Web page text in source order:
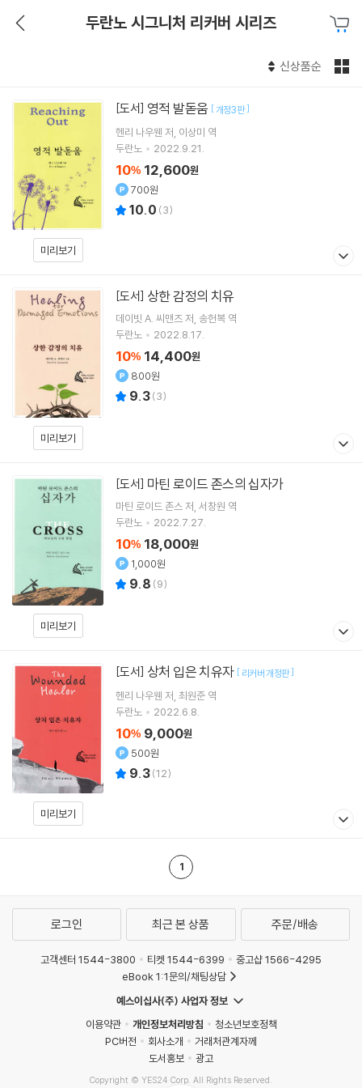
두란노 시그니처 리커버 시리즈
신상품순
미리보기
[도서] 영적 발돋움 [개정3판]
헨리 나우웬 저 이상미 역
두란노
2022.9.21.
10% 12,600원
700원
10.0 (3)
미리보기
[도서] 상한 감정의 치유
데이빗 A. 씨맨즈저 송헌복 역
두란노
2022.8.17.
10% 14,400원
800원
9.3(3)
미리보기
[도서] 마틴 로이드 존스의 십자가
마틴 로이드 존스 저 서창원 역
두란노
2022.7.27.
10% 18,000원
1,000원
9.8 (9)
미리보기
[도서] 상처 입은 치유자 [ 리커버 개정판]
헨리 나우웬 저 최원준 역
두란노
2022.6.8.
10% 9,000원
500원
9.3(12)
1
로그인 최근 본 상품 주문/배송
고객센터 1544-3800 티켓 1544-6399
중고샵 1566-4295
eBook 1:1문의/채팅상담
예스이십사(주) 사업자 정보
이용약관
개인정보처리방침
청소년보호정책
PC버전
회사소개
거래처관계자께
도서홍보
광고
Copyright © YES24 Corp. All Rights Reserved.